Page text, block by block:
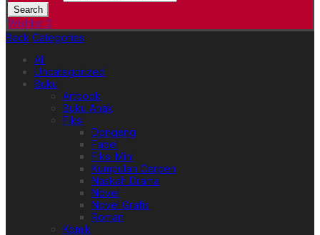
Search
Wishlist 0
Back Categories
All
Uncategorized
Buku
Artbook
Buku Anak
Fiksi
Dongeng
Fabel
Fiksi Mini
Kumpulan Cerpen
Naskah Drama
Novel
Novel Grafis
Roman
Komik